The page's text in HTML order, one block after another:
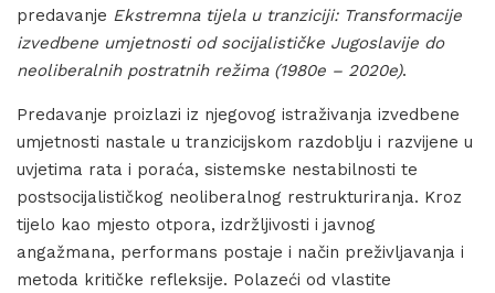
predavanje Ekstremna tijela u tranziciji: Transformacije
izvedbene umjetnosti od socijalističke Jugoslavije do
neoliberalnih postratnih režima (1980e – 2020e).
Predavanje proizlazi iz njegovog istraživanja izvedbene
umjetnosti nastale u tranzicijskom razdoblju i razvijene u
uvjetima rata i poraća, sistemske nestabilnosti te
postsocijalističkog neoliberalnog restrukturiranja. Kroz
tijelo kao mjesto otpora, izdržljivosti i javnog
angažmana, performans postaje i način preživljavanja i
metoda kritičke refleksije. Polazeći od vlastite